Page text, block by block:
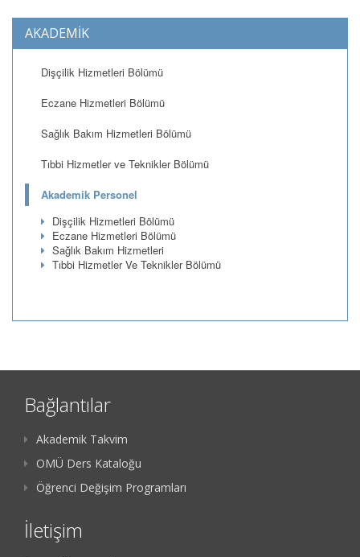
AKADEMİK
Dişçilik Hizmetleri Bölümü
Eczane Hizmetleri Bölümü
Sağlık Bakım Hizmetleri Bölümü
Tıbbi Hizmetler ve Teknikler Bölümü
Akademik Personel
Dişçilik Hizmetleri Bölümü
Eczane Hizmetleri Bölümü
Sağlık Bakım Hizmetleri
Tıbbi Hizmetler Ve Teknikler Bölümü
Bağlantılar
Akademik Takvim
OMÜ Ders Kataloğu
Öğrenci Değişim Programları
İletişim